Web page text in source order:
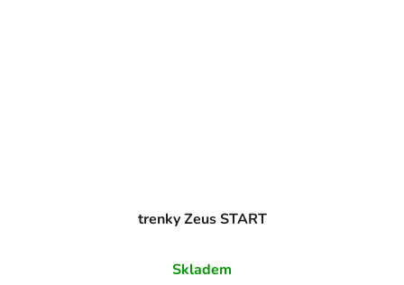
trenky Zeus START
Skladem